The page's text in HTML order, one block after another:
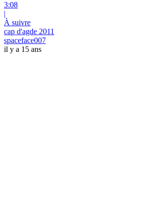
3:08
|
À suivre
cap d'agde 2011
spaceface007
il y a 15 ans